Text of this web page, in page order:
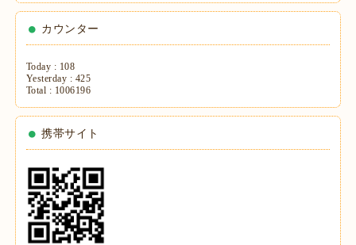
カウンター
Today : 108
Yesterday : 425
Total : 1006196
携帯サイト